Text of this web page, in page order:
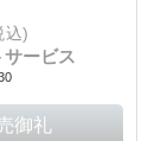
込)
ービス